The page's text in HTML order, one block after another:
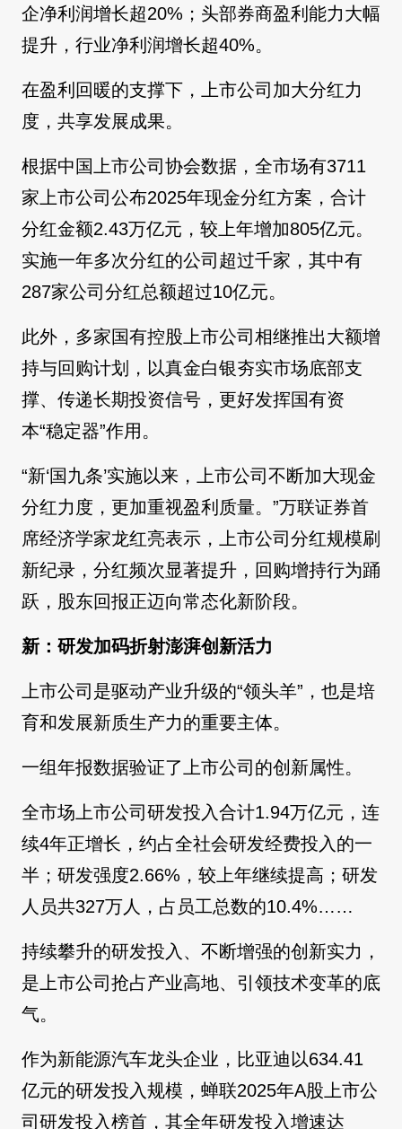
企净利润增长超20%；头部券商盈利能力大幅
提升，行业净利润增长超40%。
在盈利回暖的支撑下，上市公司加大分红力
度，共享发展成果。
根据中国上市公司协会数据，全市场有3711
家上市公司公布2025年现金分红方案，合计
分红金额2.43万亿元，较上年增加805亿元。
实施一年多次分红的公司超过千家，其中有
287家公司分红总额超过10亿元。
此外，多家国有控股上市公司相继推出大额增
持与回购计划，以真金白银夯实市场底部支
撑、传递长期投资信号，更好发挥国有资
本“稳定器”作用。
“新‘国九条’实施以来，上市公司不断加大现金
分红力度，更加重视盈利质量。”万联证券首
席经济学家龙红亮表示，上市公司分红规模刷
新纪录，分红频次显著提升，回购增持行为踊
跃，股东回报正迈向常态化新阶段。
新：研发加码折射澎湃创新活力
上市公司是驱动产业升级的“领头羊”，也是培
育和发展新质生产力的重要主体。
一组年报数据验证了上市公司的创新属性。
全市场上市公司研发投入合计1.94万亿元，连
续4年正增长，约占全社会研发经费投入的一
半；研发强度2.66%，较上年继续提高；研发
人员共327万人，占员工总数的10.4%……
持续攀升的研发投入、不断增强的创新实力，
是上市公司抢占产业高地、引领技术变革的底
气。
作为新能源汽车龙头企业，比亚迪以634.41
亿元的研发投入规模，蝉联2025年A股上市公
司研发投入榜首，其全年研发投入增速达